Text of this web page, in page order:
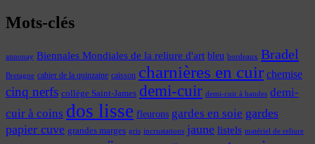
Mots-clés
annonay Biennales Mondiales de la reliure d'art bleu bordeaux Bradel
Bretagne cahier de la quinzaine caisson charnières en cuir chemise
cinq nerfs collège Saint-James demi-cuir demi-cuir à bandes demi-
cuir à coins dos lisse fleurons gardes en soie gardes
papier cuve grandes marges gris incrustations jaune listels matériel de reliure